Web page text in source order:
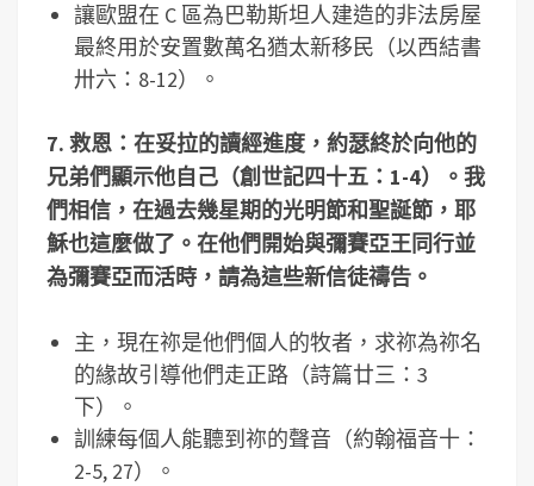
讓歐盟在 C 區為巴勒斯坦人建造的非法房屋
最終用於安置數萬名猶太新移民（以西結書
卅六：8-12）。
7. 救恩：在妥拉的讀經進度，約瑟終於向他的
兄弟們顯示他自己（創世記四十五： 1-4）。我
們相信，在過去幾星期的光明節和聖誕節，耶
穌也這麼做了。在他們開始與彌賽亞王同行並
為彌賽亞而活時，請為這些新信徒禱告。
主，現在祢是他們個人的牧者，求祢為祢名
的緣故引導他們走正路（詩篇廿三：3
下）。
訓練每個人能聽到祢的聲音（約翰福音十：
2-5, 27）。